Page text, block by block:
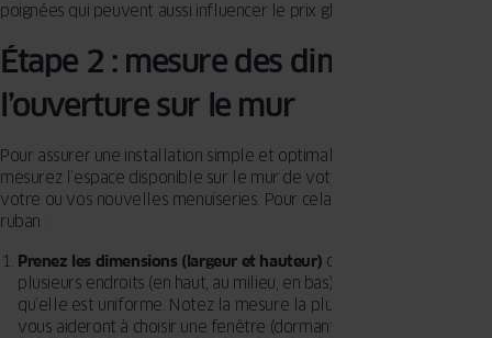
poignées qui peuvent aussi influencer le prix global des fenêtres.
Étape 2 : mesure des dimensions de
l’ouverture sur le mur
Pour assurer une installation simple et optimale en rénovation,
mesurez l’espace disponible sur le mur de votre maison pour placer
votre ou vos nouvelles menuiseries. Pour cela, utilisez le mètre
ruban :
Prenez les dimensions (largeur et hauteur) de la feuillure à
plusieurs endroits (en haut, au milieu, en bas) pour vous assurer
qu’elle est uniforme. Notez la mesure la plus courte. Ces mesures
vous aideront à choisir une fenêtre (dormant et vitrage compris)